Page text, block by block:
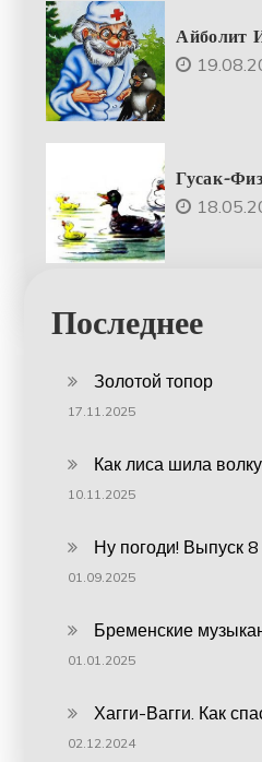
Айболит
Гусак-
Последнее
Золотой топор
17.11.2025
Как лиса шила
10.11.2025
Ну погоди! Выпуск 8
01.09.2025
Бременские
01.01.2025
Хагги-Вагги. Как
02.12.2024